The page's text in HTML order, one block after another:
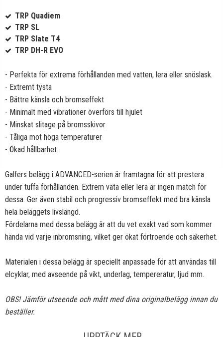
TRP Quadiem
TRP SL
TRP Slate T4
TRP DH-R EVO
- Perfekta för extrema förhållanden med vatten, lera eller snöslask.
- Extremt tysta
- Bättre känsla och bromseffekt
- Minimalt med vibrationer överförs till hjulet
- Minskat slitage på bromsskivor
- Tåliga mot höga temperaturer
- Ökad hållbarhet
Galfers belägg i ADVANCED-serien är framtagna för att prestera
under tuffa förhållanden. Extrem väta eller lera är ingen match för
dessa. Ger även stabil och progressiv bromseffekt med bra känsla
hela beläggets livslängd.
Fördelarna med dessa belägg är att du vet exakt vad som kommer
hända vid varje inbromsning, vilket ger ökat förtroende och säkerhet.
Materialen i dessa belägg är speciellt anpassade för att användas till
elcyklar, med avseende på vikt, underlag, tempereratur, ljud mm.
OBS! Jämför utseende och mått med dina originalbelägg innan du
beställer.